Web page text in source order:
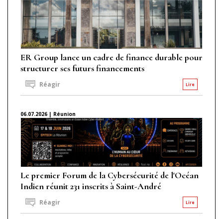
ER Group lance un cadre de finance durable pour
structurer ses futurs financements
Lire
Réagir
06.07.2026 | Réunion
Le premier Forum de la Cybersécurité de l'Océan
Indien réunit 231 inscrits à Saint-André
Lire
Réagir